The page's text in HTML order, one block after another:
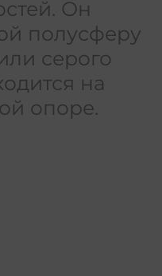
Он
полусферу
серого
на
опоре.